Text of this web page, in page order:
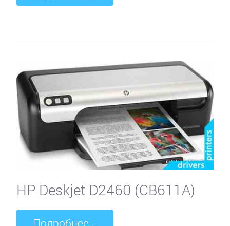
HP Deskjet D2460 (CB611A)
Подробнее...